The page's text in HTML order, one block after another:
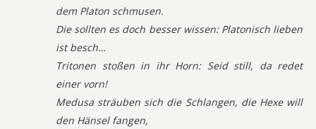
dem Platon schmusen.
Die sollten es doch besser wissen: Platonisch lieben
ist besch…
Tritonen stoßen in ihr Horn: Seid still, da redet
einer vorn!
Medusa sträuben sich die Schlangen, die Hexe will
den Hänsel fangen,